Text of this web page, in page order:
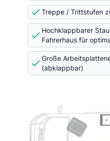
Treppe / Trittstufen
Hochklappbarer
Fahrerhaus für
Große
(abklappbar)